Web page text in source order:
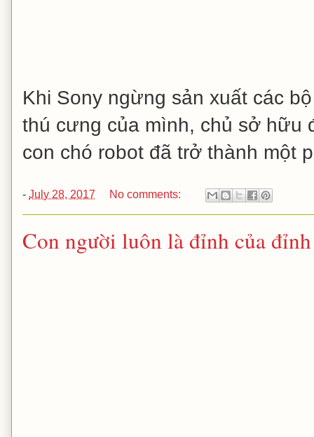
Khi Sony ngừng sản xuất các
thú cưng của mình, chủ sở hữu
con chó robot đã trở thành một
- July 28, 2017 No comments:
Con người luôn là đỉnh của đỉnh